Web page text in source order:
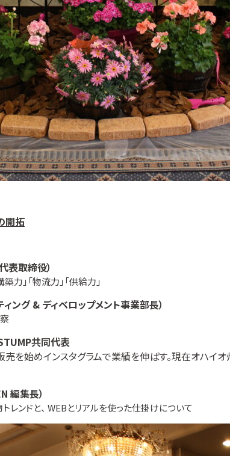
開拓
表取締役）
」「物流力」「供給力」
ング & ディベロップメント事業部長）
STUMP共同代表
始めインスタグラムで業績を伸ばす。現在オハイオ
編集長）
ンドと、 WEBとリアルを使った仕掛けについて